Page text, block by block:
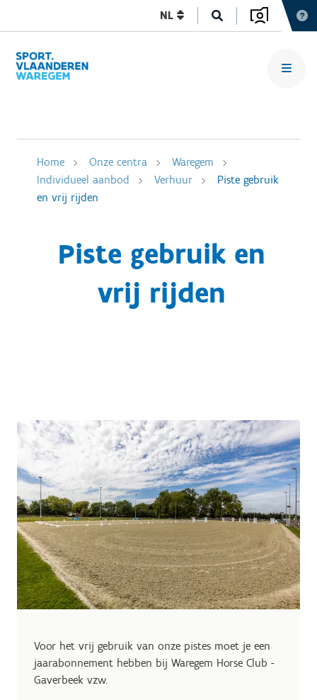
NL
Home Onze centra
Waregem
Individueel aanbod
Verhuur
Piste gebruik
en vrij rijden
Piste gebruik en
vrij rijden
Voor het vrij gebruik van onze pistes moet je een
jaarabonnement hebben bij Waregem Horse Club -
Gaverbeek vzw.